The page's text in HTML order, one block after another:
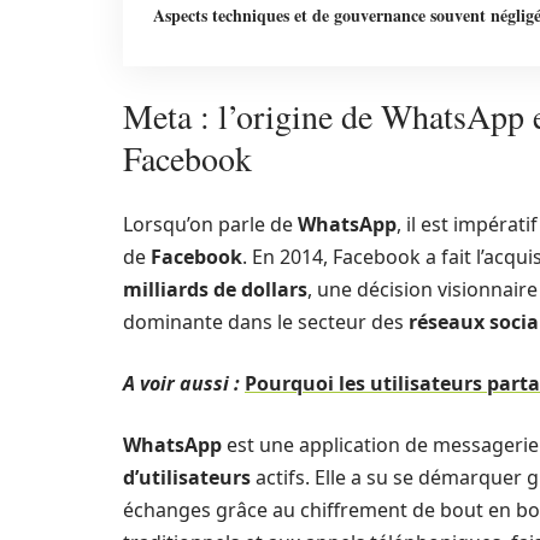
Aspects techniques et de gouvernance souvent
Meta : l’origine de WhatsApp
Facebook
Lorsqu’on parle deWhatsApp, il est
de Facebook. En 2014, Facebook a fait
milliards de dollars, une décision
dominante dans le secteur des réseaux
A voir aussi : Pourquoi les utilisateurs
WhatsApp est une application de
d’utilisateursactifs. Elle a su se démarquer
échanges grâce au chiffrement de bout en